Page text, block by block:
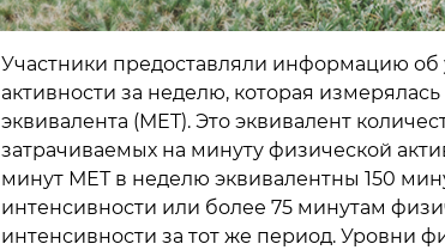
Участники предоставляли информацию об
активности за неделю, которая
эквивалента (MET). Это эквивалент
затрачиваемых на минуту физической
минут МЕТ в неделю эквивалентны 150
интенсивности или более 75 минутам
интенсивности за тот же период. Уровни